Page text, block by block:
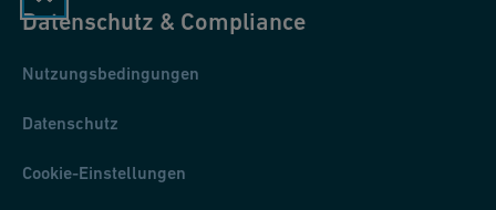
Datenschutz & Compliance
Nutzungsbedingungen
Datenschutz
Cookie-Einstellungen